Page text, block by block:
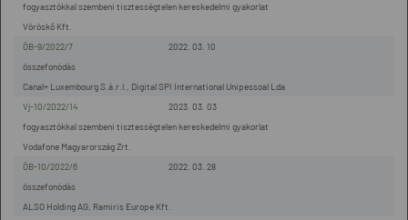
Vöröskő Kft.
fogyasztókkal szembeni tisztességtelen kereskedelmi gyakorlat
2022. 03. 10
ÖB-9/2022/7
Canal+ Luxembourg S.á.r.l., Digital SPI International Unipessoal Lda
összefonódás
2023. 03. 03
Vj-10/2022/14
Vodafone Magyarország Zrt.
fogyasztókkal szembeni tisztességtelen kereskedelmi gyakorlat
2022. 03. 28
ÖB-10/2022/6
ALSO Holding AG, Ramiris Europe Kft.
összefonódás